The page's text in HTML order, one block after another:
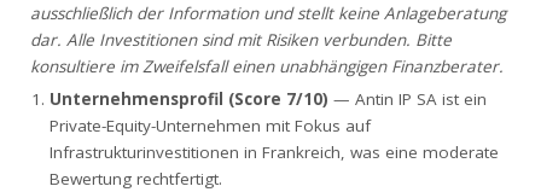
ausschließlich der Information und stellt keine Anlageberatung
dar. Alle Investitionen sind mit Risiken verbunden. Bitte
konsultiere im Zweifelsfall einen unabhängigen Finanzberater.
Unternehmensprofil (Score 7/10) — Antin IP SA ist ein
Private-Equity-Unternehmen mit Fokus auf
Infrastrukturinvestitionen in Frankreich, was eine moderate
Bewertung rechtfertigt.